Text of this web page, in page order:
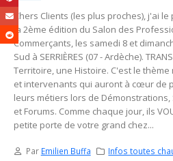
Chers Clients (les plus proches), j'ai
la 2ème édition du Salon des
Commerçants, les samedi 8 et
Sud à SERRIÈRES (07 - Ardèche).
Territoire, une Histoire. C'est le
et intervenants qui auront à cœur de
leurs métiers lors de
et Forums. Comme chaque jour, ils
petite porte de votre grand chez...
Par Emilien Buffa Infos toutes